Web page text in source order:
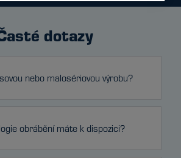
dotazy
nebo malosériovou výrobu?
obrábění máte k dispozici?